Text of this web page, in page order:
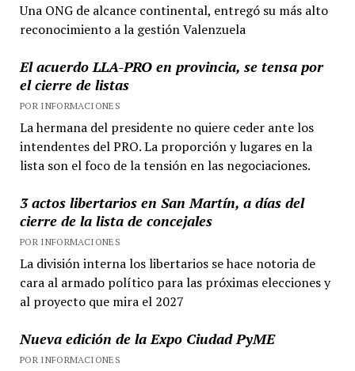
Una ONG de alcance continental, entregó su más alto
reconocimiento a la gestión Valenzuela
El acuerdo LLA-PRO en provincia, se tensa por
el cierre de listas
POR INFORMACIONES
La hermana del presidente no quiere ceder ante los
intendentes del PRO. La proporción y lugares en la
lista son el foco de la tensión en las negociaciones.
3 actos libertarios en San Martín, a días del
cierre de la lista de concejales
POR INFORMACIONES
La división interna los libertarios se hace notoria de
cara al armado político para las próximas elecciones y
al proyecto que mira el 2027
Nueva edición de la Expo Ciudad PyME
POR INFORMACIONES